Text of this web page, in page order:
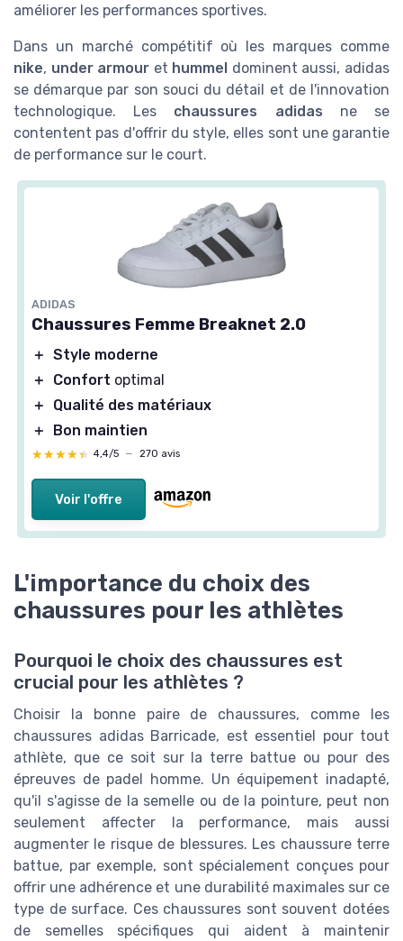
améliorer les performances sportives.
Dans un marché compétitif où les marques comme
nike, under armour et hummel dominent aussi, adidas
se démarque par son souci du détail et de l'innovation
technologique. Les chaussures adidas ne se
contentent pas d'offrir du style, elles sont une garantie
de performance sur le court.
ADIDAS
Chaussures Femme Breaknet 2.0
＋ Style moderne
＋
Confort optimal
＋
Qualité des matériaux
＋
Bon maintien
★★★★★
★★★★★ 4,4/5 — 270 avis
Voir l'offre
L'importance du choix des
chaussures pour les athlètes
Pourquoi le choix des chaussures est
crucial pour les athlètes ?
Choisir la bonne paire de chaussures, comme les
chaussures adidas Barricade, est essentiel pour tout
athlète, que ce soit sur la terre battue ou pour des
épreuves de padel homme. Un équipement inadapté,
qu'il s'agisse de la semelle ou de la pointure, peut non
seulement affecter la performance, mais aussi
augmenter le risque de blessures. Les chaussure terre
battue, par exemple, sont spécialement conçues pour
offrir une adhérence et une durabilité maximales sur ce
type de surface. Ces chaussures sont souvent dotées
de semelles spécifiques qui aident à maintenir